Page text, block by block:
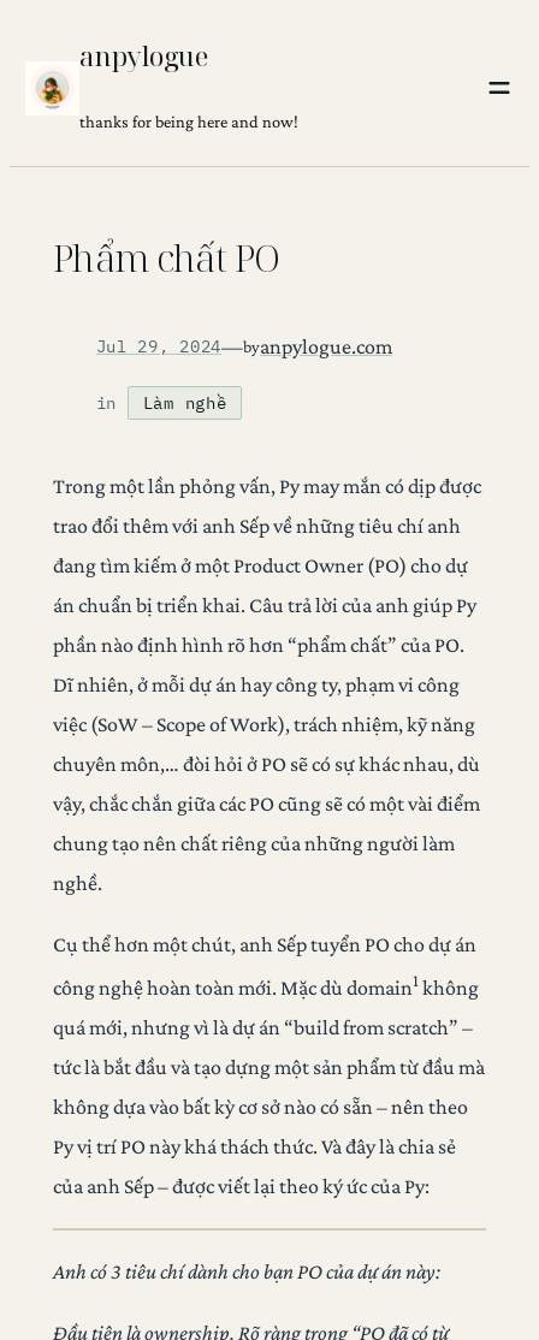
content
anpylogue
thanks for being here and now!
Phẩm chất PO
Jul 29, 2024—byanpylogue.com
in Làm nghề
Trong một lần phỏng vấn, Py may mắn có dịp được
trao đổi thêm với anh Sếp về những tiêu chí anh
đang tìm kiếm ở một Product Owner (PO) cho dự
án chuẩn bị triển khai. Câu trả lời của anh giúp Py
phần nào định hình rõ hơn “phẩm chất” của PO.
Dĩ nhiên, ở mỗi dự án hay công ty, phạm vi công
việc (SoW – Scope of Work), trách nhiệm, kỹ năng
chuyên môn,… đòi hỏi ở PO sẽ có sự khác nhau, dù
vậy, chắc chắn giữa các PO cũng sẽ có một vài điểm
chung tạo nên chất riêng của những người làm
nghề.
Cụ thể hơn một chút, anh Sếp tuyển PO cho dự án
công nghệ hoàn toàn mới. Mặc dù domain1không
quá mới, nhưng vì là dự án “build from scratch” –
tức là bắt đầu và tạo dựng một sản phẩm từ đầu mà
không dựa vào bất kỳ cơ sở nào có sẵn – nên theo
Py vị trí PO này khá thách thức. Và đây là chia sẻ
của anh Sếp – được viết lại theo ký ức của Py:
Anh có 3 tiêu chí dành cho bạn PO của dự án này:
Đầu tiên là ownership. Rõ ràng trong “PO đã có từ